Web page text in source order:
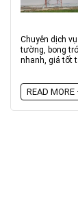
Chuyên dịch
tường, bong
nhanh, giá tốt
READ MORE